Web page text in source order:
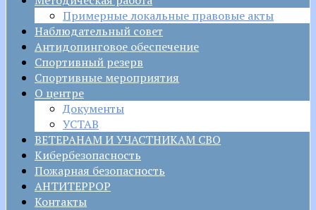
Примерные локальные правовые акты
Наблюдательный совет
Антидопинговое обеспечение
Спортивный резерв
Спортивные мероприятия
О центре
Документы
УСТАВ
ВЕТЕРАНАМ И УЧАСТНИКАМ СВО
Кибербезопасность
Пожарная безопасность
АНТИТЕРРОР
Контакты